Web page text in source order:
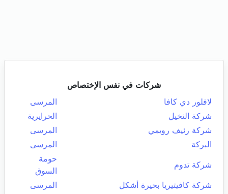
شركات في نفس الإختصاص
لافلور دي كافا
المرسى
شركة النخيل
الحرايرية
شركة رئيف رويمي
المرسى
البركة
المرسى
شركة تدوم
حومة
السوق
شركة كافيتيريا بحيرة أشكل
المرسى